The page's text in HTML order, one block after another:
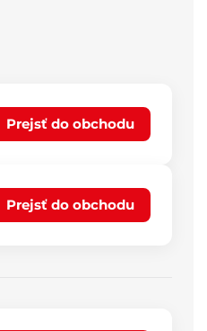
Prejsť do obchodu
Prejsť do obchodu